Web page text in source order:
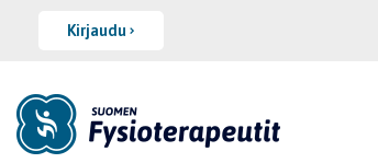
Kirjaudu